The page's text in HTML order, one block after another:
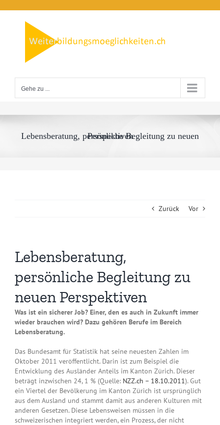
springen
Gehe zu ...
Lebensberatung, persönliche Begleitung zu neuen Perspektiven
Zurück Vor
Lebensberatung,
persönliche Begleitung zu
neuen Perspektiven
Was ist ein sicherer Job? Einer, den es auch in Zukunft immer
wieder brauchen wird? Dazu gehören Berufe im Bereich
Lebensberatung.
Das Bundesamt für Statistik hat seine neuesten Zahlen im
Oktober 2011 veröffentlicht. Darin ist zum Beispiel die
Entwicklung des Ausländer Anteils im Kanton Zürich. Dieser
beträgt inzwischen 24, 1 % (Quelle: NZZ.ch – 18.10.2011). Gut
ein Viertel der Bevölkerung im Kanton Zürich ist ursprünglich
aus dem Ausland und stammt damit aus anderen Kulturen mit
anderen Gesetzen. Diese Lebensweisen müssen in die
schweizerischen integriert werden, ein Prozess, der nicht